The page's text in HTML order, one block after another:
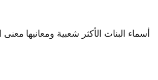
أسماء البنات الأكثر شعبية ومعانيها معنى